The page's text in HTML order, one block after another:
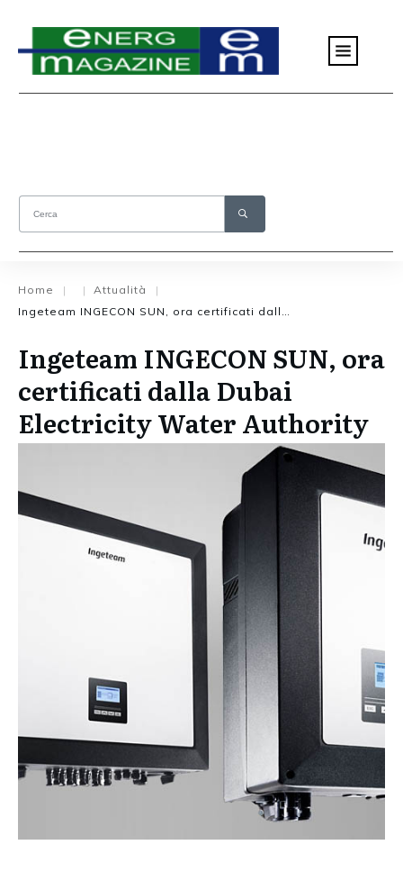
Home | | Attualità
|
Ingeteam INGECON SUN, ora
certificati dalla Dubai
Electricity Water Authority